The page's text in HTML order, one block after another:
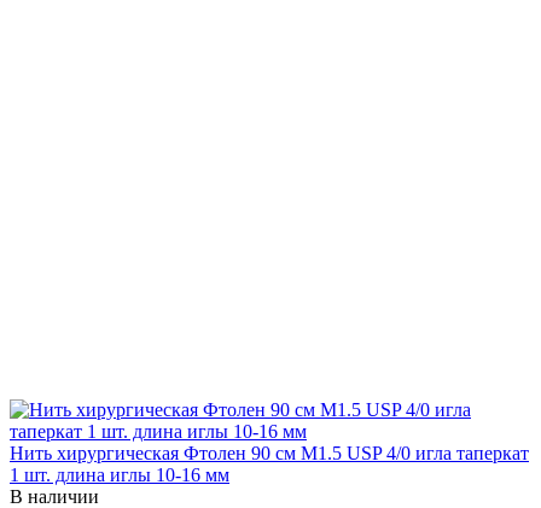
Нить хирургическая Фтолен 90 см М1.5 USP 4/0 игла таперкат
1 шт. длина иглы 10-16 мм
В наличии